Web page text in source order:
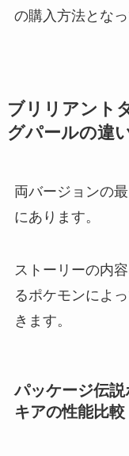
の購入方法となっ
ブリリアント
グパールの違
両バージョンの
にあります。
ストーリーの内
るポケモンによ
きます。
パッケージ伝
キアの性能比較